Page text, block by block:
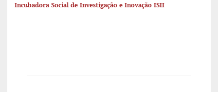
Incubadora Social de Investigação e Inovação ISII